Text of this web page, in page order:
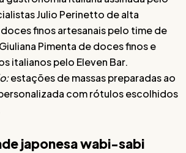
Julio Perinetto de alta
finos artesanais pelo time de
Pimenta de doces finos e
italianos pelo Eleven Bar.
estações de massas preparadas ao
com rótulos escolhidos
japonesa wabi-sabi